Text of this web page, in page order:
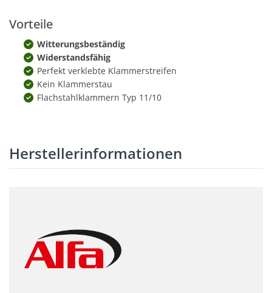
Vorteile
Witterungsbeständig
Widerstandsfähig
Perfekt verklebte Klammerstreifen
Kein Klammerstau
Flachstahlklammern Typ 11/10
Herstellerinformationen